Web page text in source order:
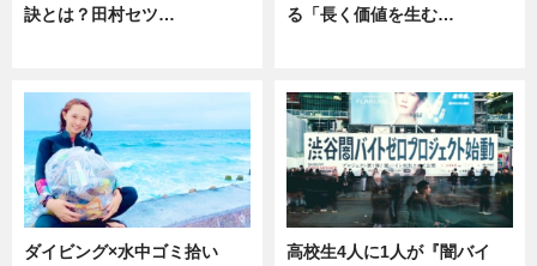
訣とは？田村セツ…
る「長く価値を生む…
ダイビング×水中ゴミ拾い
高校生4人に1人が『闇バイ